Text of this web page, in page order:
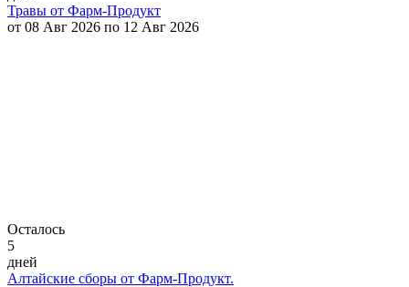
Травы от Фарм-Продукт
от 08 Авг 2026 по 12 Авг 2026
Осталось
5
дней
Алтайские сборы от Фарм-Продукт.